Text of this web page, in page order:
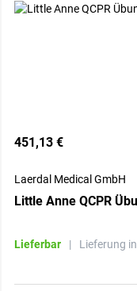
451,13 €
Laerdal Medical GmbH
Little Anne QCPR
Lieferbar | Lieferung